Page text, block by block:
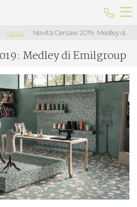
News Novità Cersaie 2019: Medley d...
Medley di Emilgroup